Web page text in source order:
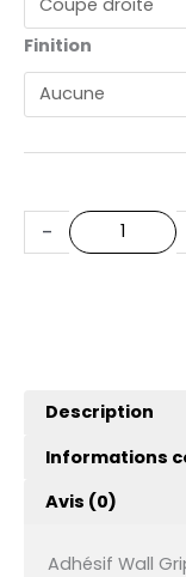
Finition
-
Adhésif
Wall
Grip
Extra
fort
Description
Informations
Avis (0)
Adhésif Wall